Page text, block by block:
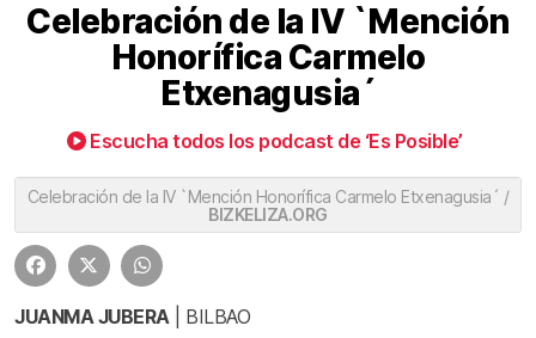
Celebración de la IV `Mención
Honorífica Carmelo
Etxenagusia´
Escucha todos los podcast de ‘Es Posible’
Celebración de la IV `Mención Honorífica Carmelo Etxenagusia´ /
BIZKELIZA.ORG
JUANMA JUBERA| BILBAO